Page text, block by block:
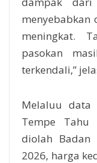
menyebabkan
meningkat.
pasokan
terkendali,”
Melaluu data
Tempe Tahu
diolah Badan
2026, harga